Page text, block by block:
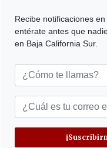
Recibe notificaciones
entérate antes que
en Baja California Sur.